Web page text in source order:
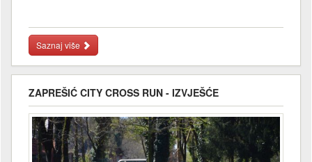
Saznaj više
ZAPREŠIĆ CITY CROSS RUN - IZVJEŠĆE